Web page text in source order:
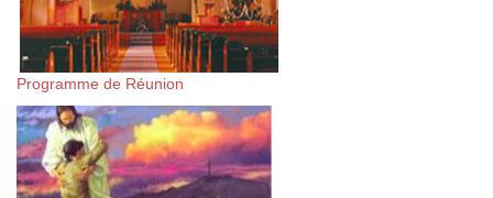
Programme de Réunion